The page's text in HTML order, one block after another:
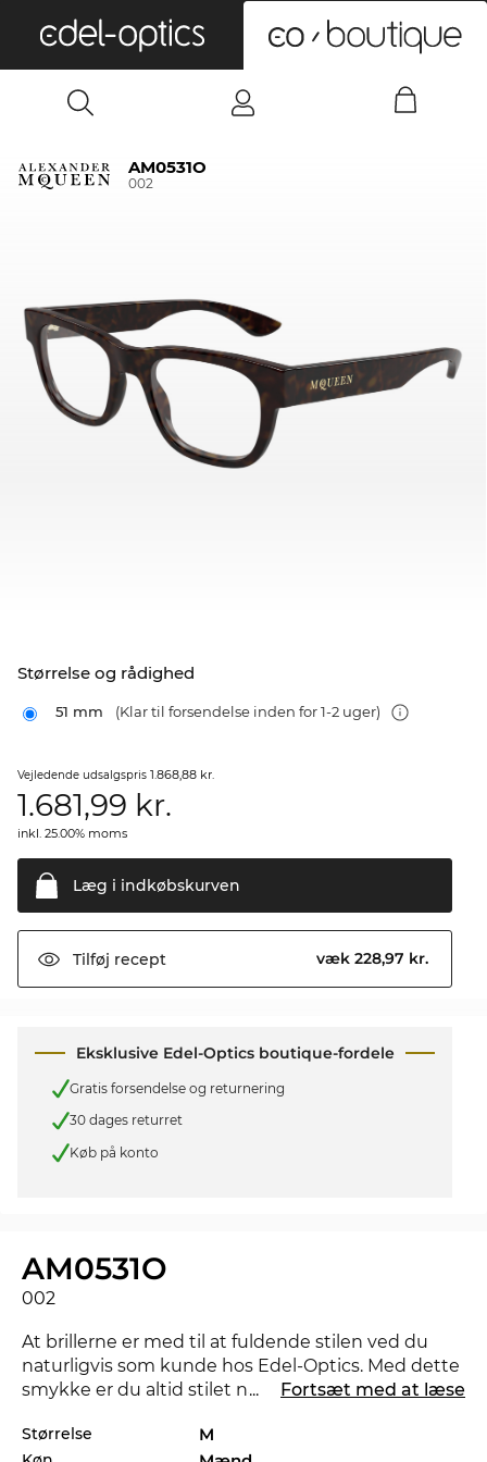
AM0531O
002
Størrelse og rådighed
51 mm (Klar til forsendelse inden for 1-2 uger)
Vejledende udsalgspris 1.868,88 kr.
1.681,99 kr.
inkl. 25.00% moms
Læg i indkøbskurven
Tilføj recept væk 228,97 kr.
Eksklusive Edel-Optics boutique-fordele
Gratis forsendelse og returnering
30 dages returret
Køb på konto
AM0531O
002
At brillerne er med til at fuldende stilen ved du
naturligvis som kunde hos Edel-Optics. Med dette
smykke er du altid stilet når du er undervejs og
der en anden farve der ville matche bedre med dit
... Fortsæt med at læse
Størrelse M